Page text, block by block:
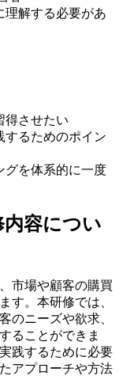
理解する必要があ
得させたい
するためのポイン
グを体系的に一度
容につい
市場や顧客の購買
す。本研修では、
のニーズや欲求、
ることができま
践するために必要
アプローチや方法